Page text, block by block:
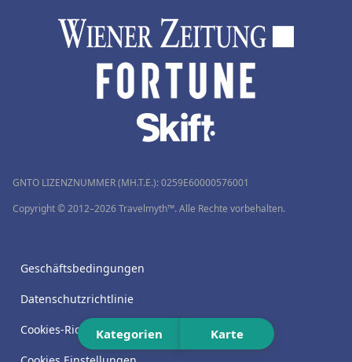
Kategorien Karte
GNTO LIZENZNUMMER (MH.T.E.): 0259Ε60000576001
Copyright © 2012–2026 Travelmyth™. Alle Rechte vorbehalten.
Geschäftsbedingungen
Datenschutzrichtlinie
Cookies-Richtlinie